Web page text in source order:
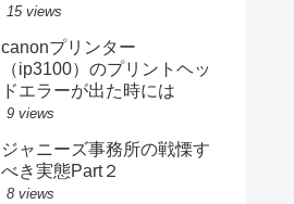
する
15 views
canonプリンター
（ip3100）のプリントヘッ
ドエラーが出た時には
9 views
ジャニーズ事務所の戦慄す
べき実態Part２
8 views